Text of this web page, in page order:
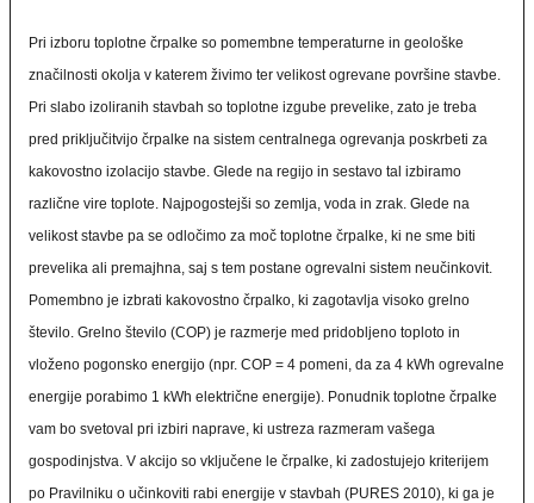
Pri izboru toplotne črpalke so pomembne temperaturne in geološke
značilnosti okolja v katerem živimo ter velikost ogrevane površine stavbe.
Pri slabo izoliranih stavbah so toplotne izgube prevelike, zato je treba
pred priključitvijo črpalke na sistem centralnega ogrevanja poskrbeti za
kakovostno izolacijo stavbe. Glede na regijo in sestavo tal izbiramo
različne vire toplote. Najpogostejši so zemlja, voda in zrak. Glede na
velikost stavbe pa se odločimo za moč toplotne črpalke, ki ne sme biti
prevelika ali premajhna, saj s tem postane ogrevalni sistem neučinkovit.
Pomembno je izbrati kakovostno črpalko, ki zagotavlja visoko grelno
število. Grelno število (COP) je razmerje med pridobljeno toploto in
vloženo pogonsko energijo (npr. COP = 4 pomeni, da za 4 kWh ogrevalne
energije porabimo 1 kWh električne energije). Ponudnik toplotne črpalke
vam bo svetoval pri izbiri naprave, ki ustreza razmeram vašega
gospodinjstva. V akcijo so vključene le črpalke, ki zadostujejo kriterijem
po Pravilniku o učinkoviti rabi energije v stavbah (PURES 2010), ki ga je